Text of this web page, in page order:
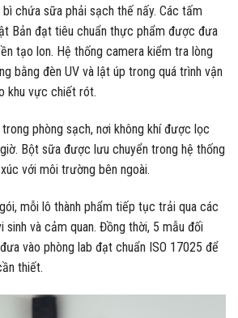
chứa sữa phải sạch thế nấy. Các tấm
Bản đạt tiêu chuẩn thực phẩm được đưa
tạo lon. Hệ thống camera kiểm tra lòng
bằng đèn UV và lật úp trong quá trình vận
khu vực chiết rót.
phòng sạch, nơi không khí được lọc
Bột sữa được lưu chuyển trong hệ thống
với môi trường bên ngoài.
mỗi lô thành phẩm tiếp tục trải qua các
sinh và cảm quan. Đồng thời, 5 mẫu đối
vào phòng lab đạt chuẩn ISO 17025 để
thiết.